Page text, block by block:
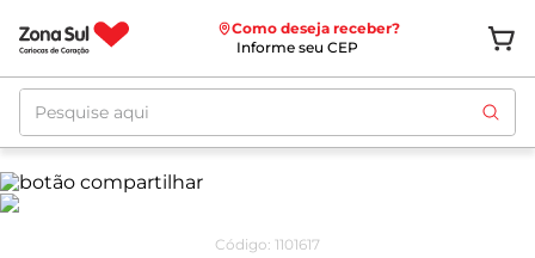
Como deseja receber?
Informe seu CEP
Pesquise aqui
Código: 1101617